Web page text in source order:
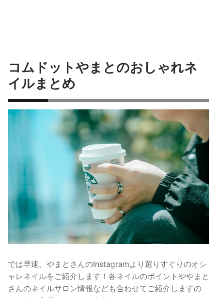
コムドットやまとのおしゃれネ
イルまとめ
では早速、やまとさんのInstagramより選りすぐりのオシ
ャレネイルをご紹介します！各ネイルのポイントややまと
さんのネイルサロン情報なども合わせてご紹介しますの